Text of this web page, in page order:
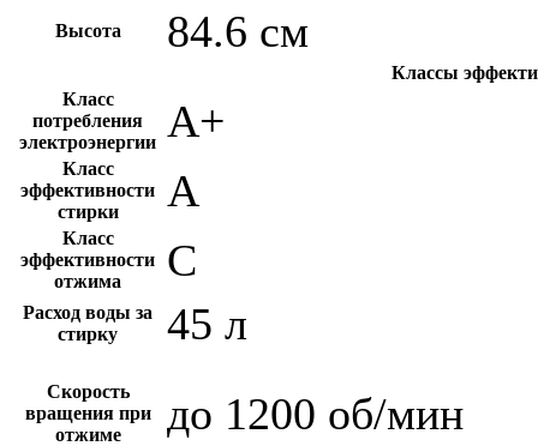
Высота 84.6 см
Классы
Класс
потребления
электроэнергии A+
Класс
эффективности
стирки
A
Класс
эффективности
отжима
C
Расход воды за
стирку
45 л
Скорость
вращения при
отжиме
до 1200 об/мин